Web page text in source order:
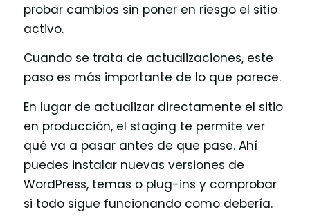
probar cambios sin poner en riesgo el sitio
activo.
Cuando se trata de actualizaciones, este
paso es más importante de lo que parece.
En lugar de actualizar directamente el sitio
en producción, el staging te permite ver
qué va a pasar antes de que pase. Ahí
puedes instalar nuevas versiones de
WordPress, temas o plug-ins y comprobar
si todo sigue funcionando como debería.